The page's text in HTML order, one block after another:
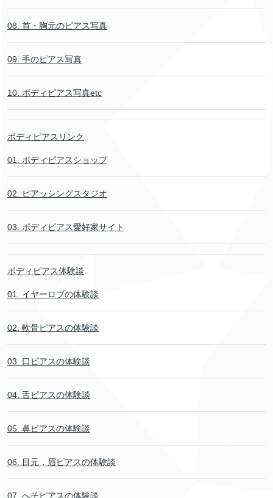
08. 首・胸元のピアス写真
09. 手のピアス写真
10. ボディピアス写真etc
ボディピアスリンク
01. ボディピアスショップ
02. ピアッシングスタジオ
03. ボディピアス愛好家サイト
ボディピアス体験談
01. イヤーロブの体験談
02. 軟骨ピアスの体験談
03. 口ピアスの体験談
04. 舌ピアスの体験談
05. 鼻ピアスの体験談
06. 目元．眉ピアスの体験談
07. へそピアスの体験談